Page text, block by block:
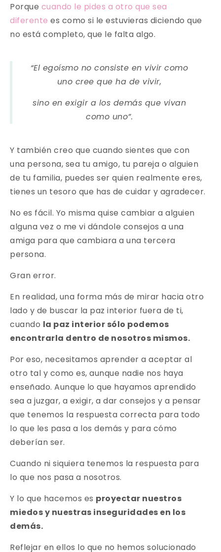
Porque cuando le pides a otro que sea
diferente es como si le estuvieras diciendo que
no está completo, que le falta algo.
“El egoísmo no consiste en vivir como
uno cree que ha de vivir,
sino en exigir a los demás que vivan
como uno”.
Y también creo que cuando sientes que con
una persona, sea tu amigo, tu pareja o alguien
de tu familia, puedes ser quien realmente eres,
tienes un tesoro que has de cuidar y agradecer.
No es fácil. Yo misma quise cambiar a alguien
alguna vez o me vi dándole consejos a una
amiga para que cambiara a una tercera
persona.
Gran error.
En realidad, una forma más de mirar hacia otro
lado y de buscar la paz interior fuera de ti,
cuando la paz interior sólo podemos
encontrarla dentro de nosotros mismos.
Por eso, necesitamos aprender a aceptar al
otro tal y como es, aunque nadie nos haya
enseñado. Aunque lo que hayamos aprendido
sea a juzgar, a exigir, a dar consejos y a pensar
que tenemos la respuesta correcta para todo
lo que les pasa a los demás y para cómo
deberían ser.
Cuando ni siquiera tenemos la respuesta para
lo que nos pasa a nosotros.
Y lo que hacemos es proyectar nuestros
miedos y nuestras inseguridades en los
demás.
Reflejar en ellos lo que no hemos solucionado